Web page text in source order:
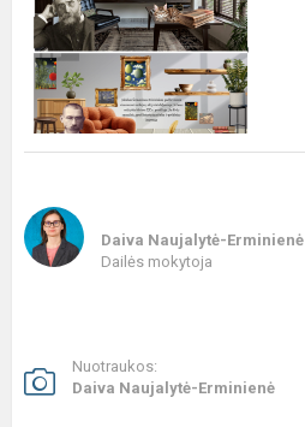
Daiva Naujalytė-Erminienė
Dailės mokytoja
Nuotraukos:
Daiva Naujalytė-Erminienė